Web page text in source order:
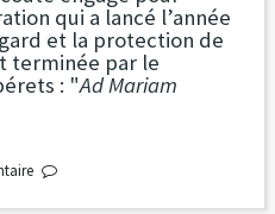
qui a lancé l’année
et la protection de
terminée par le
: "Ad Mariam